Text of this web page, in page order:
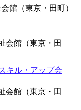
館（東京・田町）
会館（東京・田
キル・アップ会
会館（東京・田